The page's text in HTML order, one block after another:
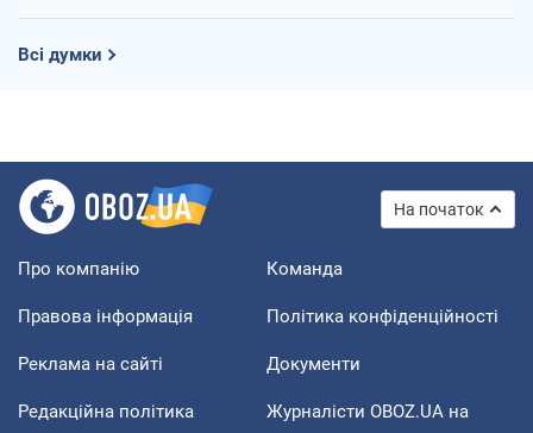
Всі думки
На початок
Про компанію Команда
Правова інформація Політика конфіденційності
Реклама на сайті Документи
Редакційна політика
Журналісти OBOZ.UA на